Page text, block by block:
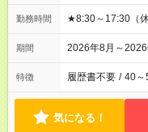
勤務時間 ★8:30～17:30（
期間 2026年8月～
特徴 履歴書不要 / 40～
気になる！